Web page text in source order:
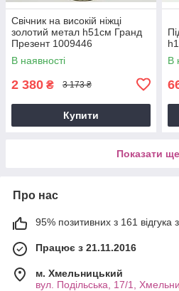
Свічник на високій ніжці
золотий метал h51см Гранд
Презент 1009446
В наявності
2 380 ₴ 3 173 ₴
Купити
В
Показати ще
Про нас
95% позитивних з 161 відгука
Працює з 21.11.2016
м. Хмельницький
вул. Подільська, 17/1,